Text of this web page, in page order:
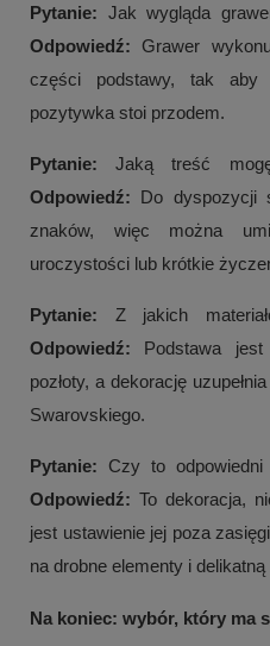
Pytanie: Jak wygląda
Odpowiedź: Grawer
części podstawy, tak aby
pozytywka stoi przodem.
Pytanie: Jaką treść
Odpowiedź: Do dyspozycji
znaków, więc można
uroczystości lub krótkie
Pytanie: Z jakich
Odpowiedź: Podstawa
pozłoty, a dekorację
Swarovskiego.
Pytanie: Czy to odpowiedni
Odpowiedź: To dekoracja,
jest ustawienie jej poza
na drobne elementy i
Na koniec: wybór, który ma